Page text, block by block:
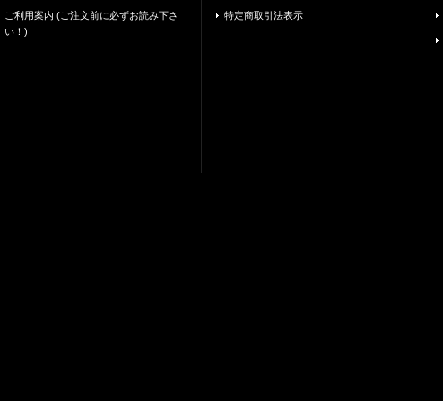
ご利用案内 (ご注文前に必ずお読み下さ
い！)
特定商取引法表示